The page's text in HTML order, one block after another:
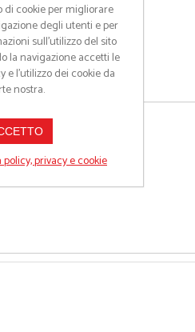
di cookie per migliorare
degli utenti e per
sull’utilizzo del sito
la navigazione accetti le
e l'utilizzo dei cookie da
nostra.
privacy e cookie